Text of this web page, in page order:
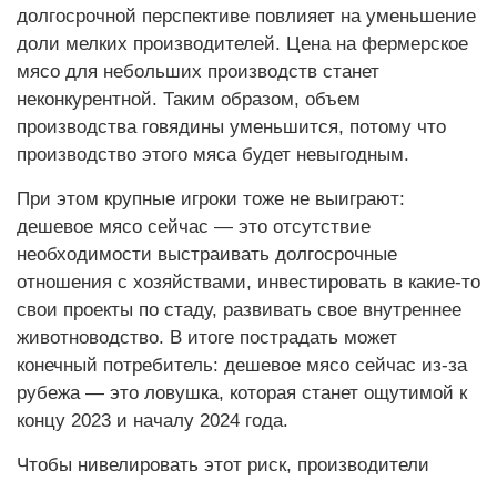
долгосрочной перспективе повлияет на уменьшение
доли мелких производителей. Цена на фермерское
мясо для небольших производств станет
неконкурентной. Таким образом, объем
производства говядины уменьшится, потому что
производство этого мяса будет невыгодным.
При этом крупные игроки тоже не выиграют:
дешевое мясо сейчас — это отсутствие
необходимости выстраивать долгосрочные
отношения с хозяйствами, инвестировать в какие-то
свои проекты по стаду, развивать свое внутреннее
животноводство. В итоге пострадать может
конечный потребитель: дешевое мясо сейчас из-за
рубежа — это ловушка, которая станет ощутимой к
концу 2023 и началу 2024 года.
Чтобы нивелировать этот риск, производители